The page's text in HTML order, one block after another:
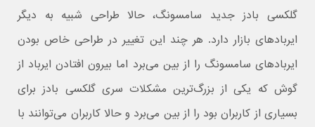
گلکسی بادز جدید سامسونگ، حالا طراحی شبیه به دیگر
ایربادهای بازار دارد. هر چند این تغییر در طراحی خاص بودن
ایربادهای سامسونگ را از بین می‌برد اما بیرون افتادن ایرباد از
گوش که یکی از بزرگ‌ترین مشکلات سری گلکسی بادز برای
بسیاری از کاربران بود را از بین می‌برد و حالا کاربران می‌توانند با